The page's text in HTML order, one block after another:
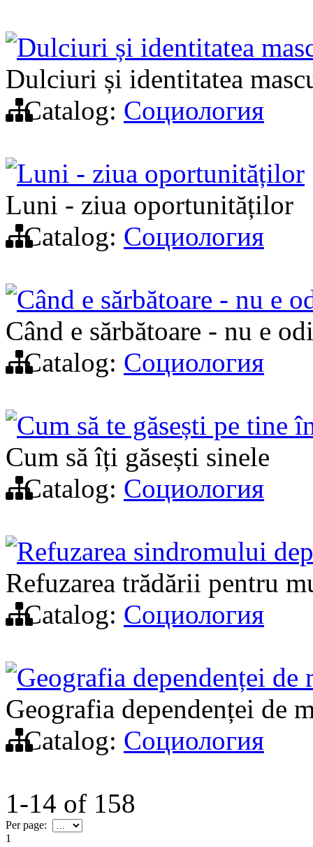
Dulciuri și identitatea
Dulciuri și identitatea
Catalog: Социология
Luni - ziua oportunităților
Luni - ziua oportunităților
Catalog: Социология
Când e sărbătoare - nu e
Când e sărbătoare - nu e
Catalog: Социология
Cum să te găsești pe tine
Cum să îți găsești sinele
Catalog: Социология
Refuzarea sindromului
Refuzarea trădării pentru
Catalog: Социология
Geografia dependenței de
Geografia dependenței de
Catalog: Социология
1-14 of 158
Per page:
1